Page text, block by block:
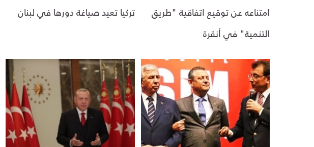
امتناعه عن توقيع اتفاقية "طريق
التنمية" في أنقرة
تركيا تعيد صياغة دورها في لبنان